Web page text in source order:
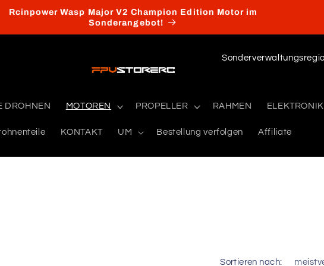
Rcinpower Wasp Major V2 Champion Edition Motor im
Sonderangebot!
DROHNEN MOTOREN PROPELLER RAHMEN ELEKTRONIK
KONTAKT UM Bestellung verfolgen Affiliate
L
d
/
R
Sortieren nach: